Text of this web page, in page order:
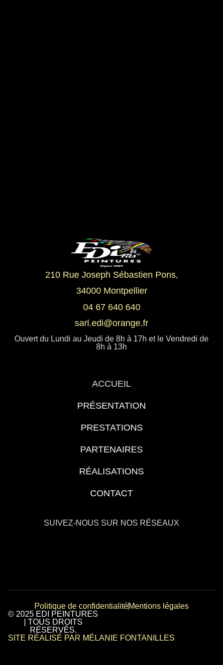
210 Rue Joseph Sébastien Pons,
34000 Montpellier
04 67 640 640
sarl.edi@orange.fr
Ouvert du Lundi au Jeudi de 8h à 17h et le Vendredi de
8h à 13h
ACCUEIL
PRÉSENTATION
PRESTATIONS
PARTENAIRES
RÉALISATIONS
CONTACT
SUIVEZ-NOUS SUR NOS RÉSEAUX
Politique de confidentialitéMentions légales
© 2025 EDI PEINTURES
| TOUS DROITS
RÉSERVÉS.
SITE RÉALISÉ PAR MÉLANIE FONTANILLES